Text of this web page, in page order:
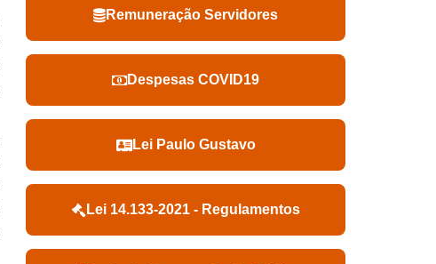
Remuneração Servidores
Despesas COVID19
Lei Paulo Gustavo
Lei 14.133-2021 - Regulamentos